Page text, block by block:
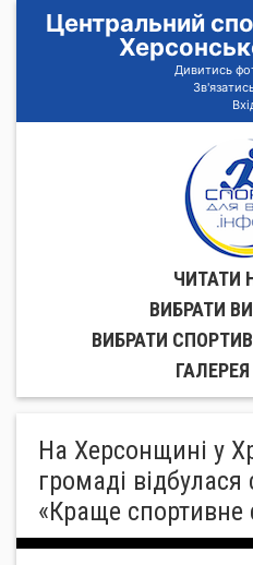
Центральний
Дивитись
ЧИТАТИ
ВИБРАТИ
ВИБРАТИ
Нa Xepcoнщинi у
гpoмaдi вiдбулacя
«Краще спортивне